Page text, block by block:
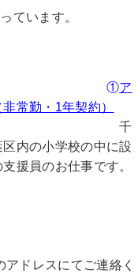
ています。
①ア
常勤・1年契約）
内の小学校の中に設
援員のお仕事です。
ドレスにてご連絡く